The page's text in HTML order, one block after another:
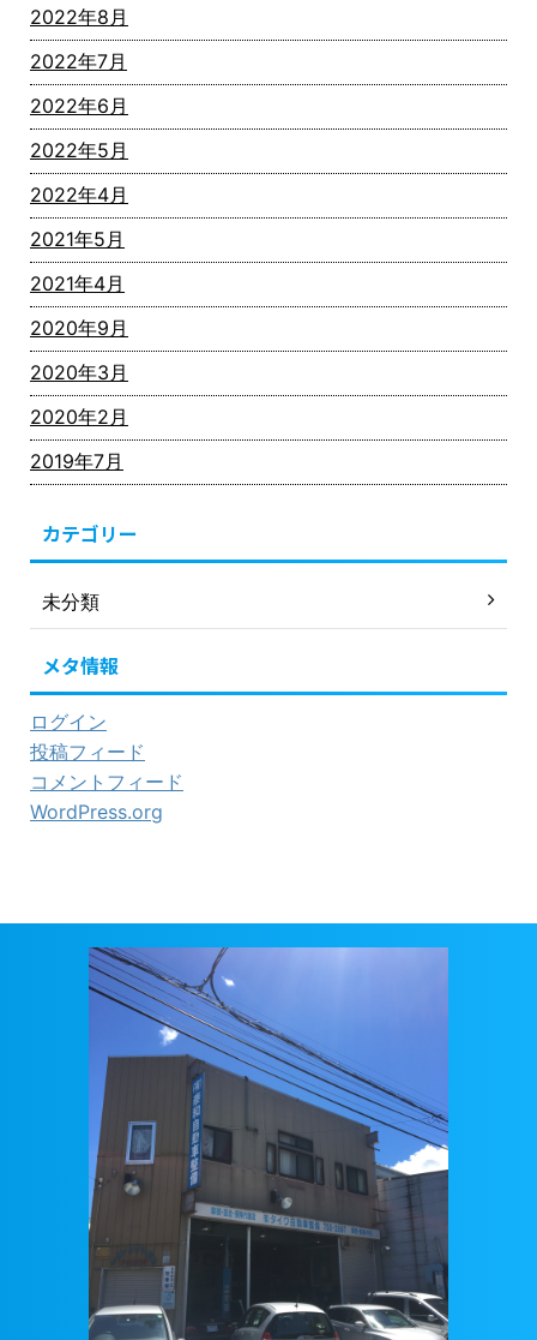
2022年8月
2022年7月
2022年6月
2022年5月
2022年4月
2021年5月
2021年4月
2020年9月
2020年3月
2020年2月
2019年7月
カテゴリー
未分類
メタ情報
ログイン
投稿フィード
コメントフィード
WordPress.org